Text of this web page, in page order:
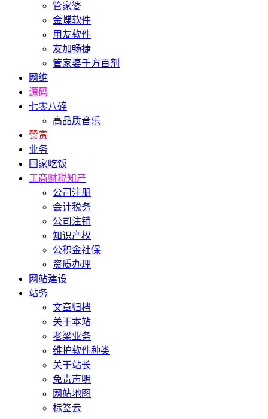
管家婆
金蝶软件
用友软件
友加畅捷
管家婆千方百剂
网维
源码
七零八碎
高品质音乐
赞赏
业务
回家吃饭
工商财税知产
公司注册
会计税务
公司注销
知识产权
公积金社保
资质办理
网站建设
站务
文章归档
关于本站
老梁业务
维护软件种类
关于站长
免责声明
网站地图
标签云